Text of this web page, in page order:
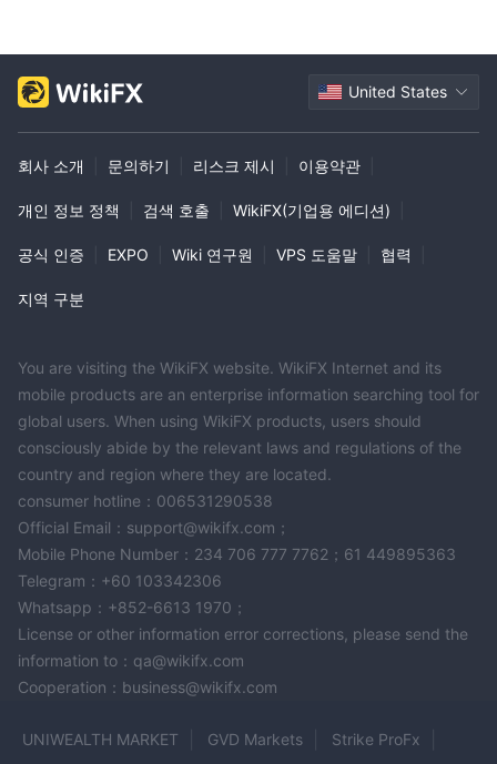
United States
회사 소개 문의하기 리스크 제시 이용약관
개인 정보 정책 검색 호출 WikiFX(기업용 에디션)
공식 인증 EXPO Wiki 연구원 VPS 도움말 협력
지역 구분
You are visiting the WikiFX website. WikiFX Internet and its
mobile products are an enterprise information searching tool for
global users. When using WikiFX products, users should
consciously abide by the relevant laws and regulations of the
country and region where they are located.
consumer hotline：006531290538
Official Email：support@wikifx.com；
Mobile Phone Number：234 706 777 7762；61 449895363
Telegram：+60 103342306
Whatsapp：+852-6613 1970；
License or other information error corrections, please send the
information to：qa@wikifx.com
Cooperation：business@wikifx.com
UNIWEALTH MARKET GVD Markets Strike ProFx